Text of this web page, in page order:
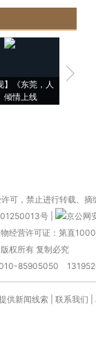
】《东莞，人
倾情上线
【推广
可，禁止进行转载、摘
号
京公网
经营许可证：第直
权所有 复制必究
010-85905050
供新闻线索 联系我们